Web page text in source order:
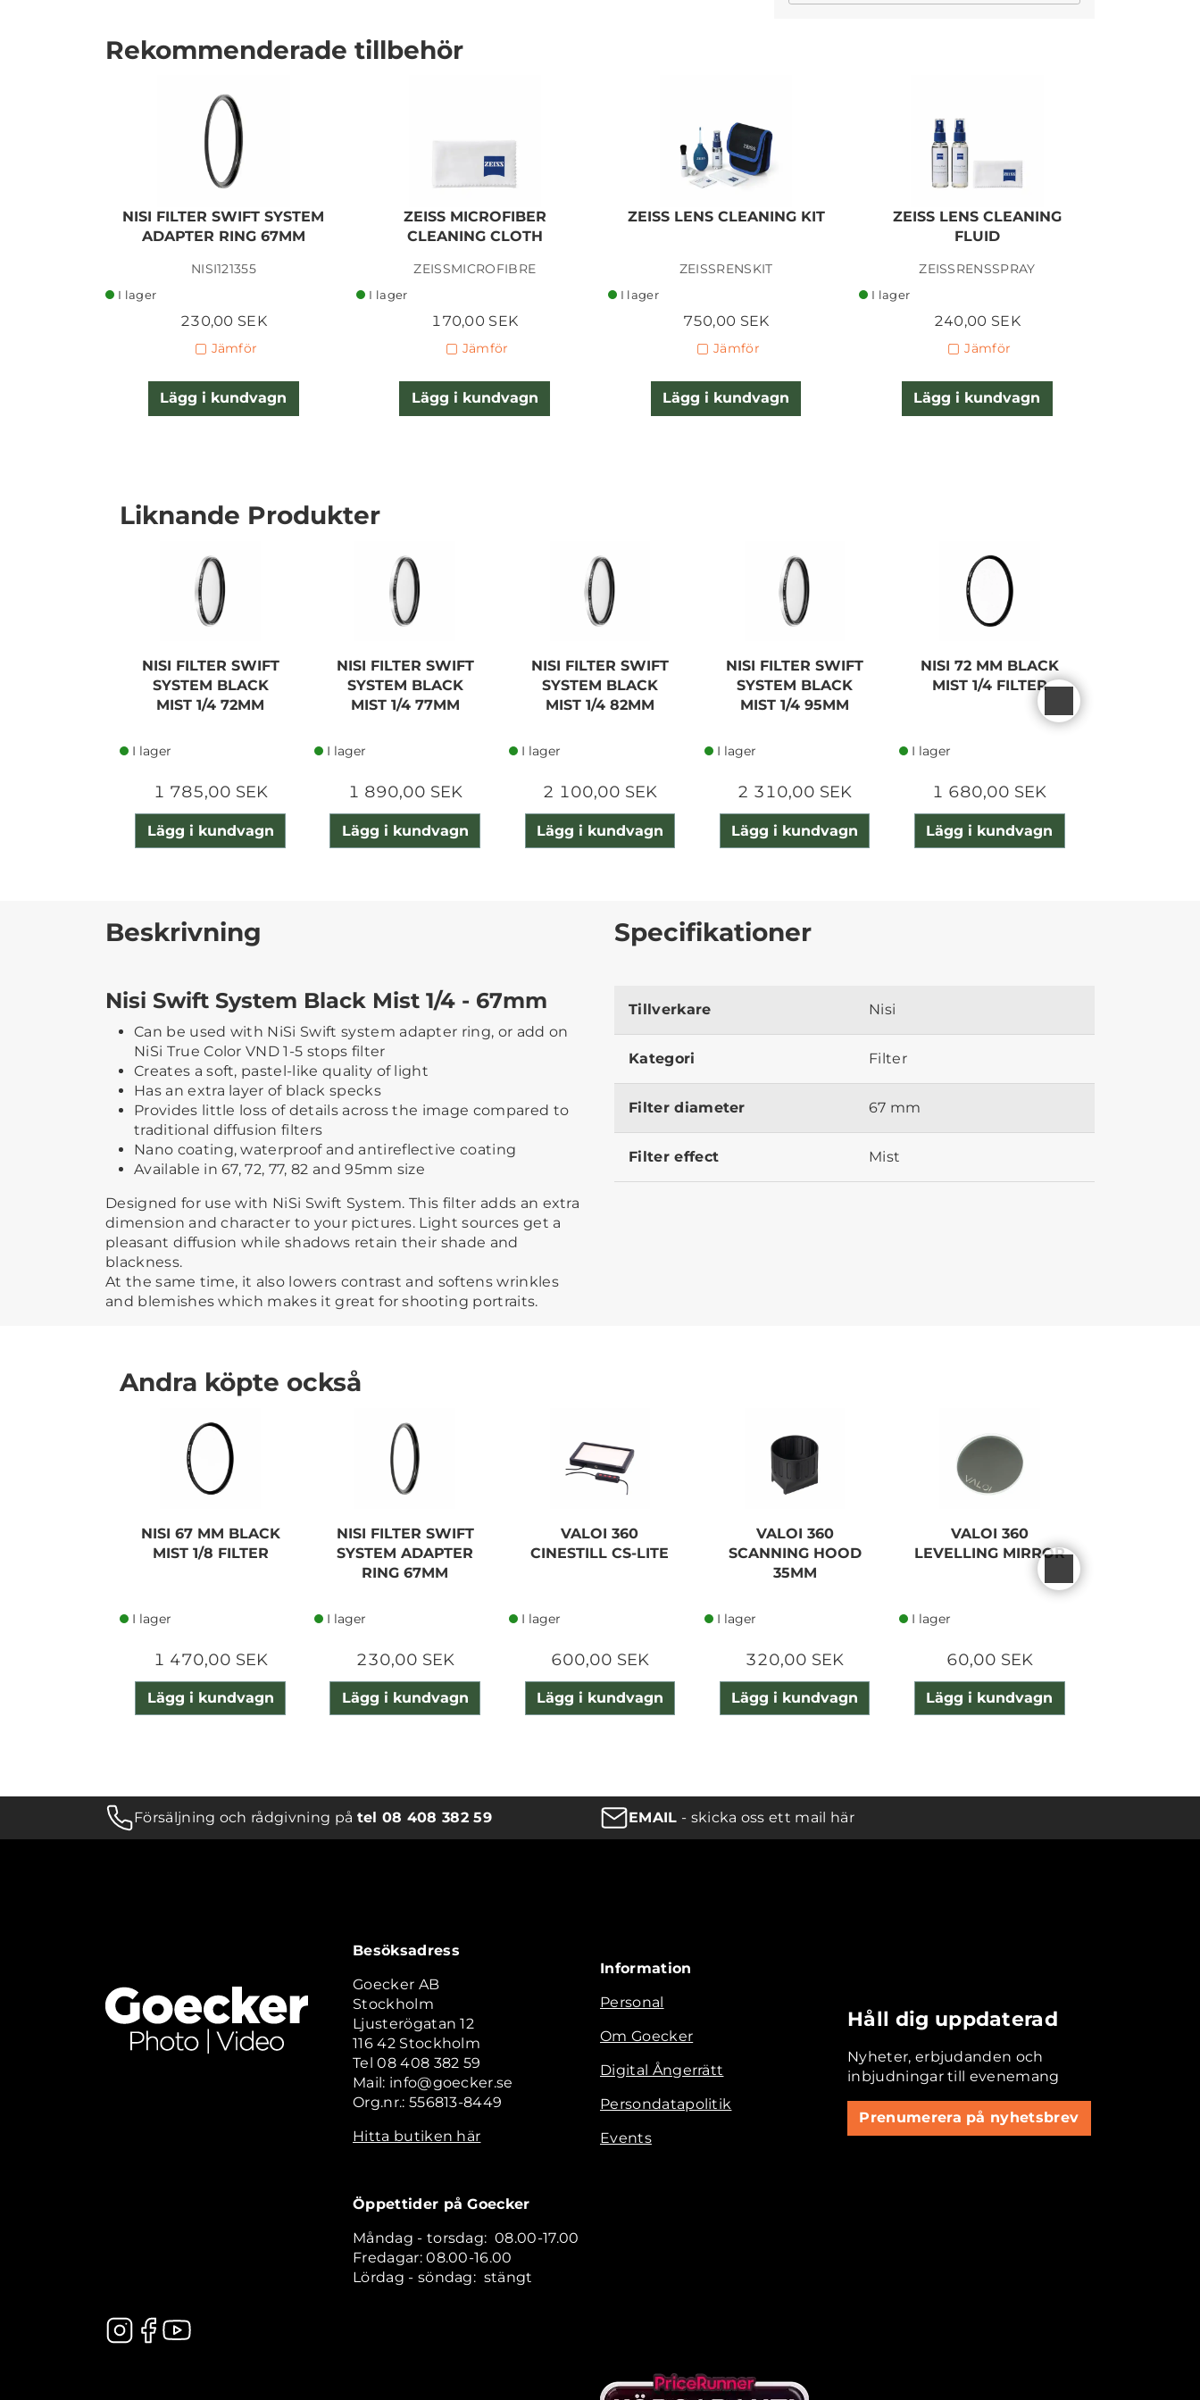
Rekommenderade tillbehör
NISI FILTER SWIFT SYSTEM
ADAPTER RING 67MM
NISI121355
I lager
230,00 SEK
Jämför
Lägg i kundvagn
ZEISS MICROFIBER
CLEANING CLOTH
ZEISSMICROFIBRE
I lager
170,00 SEK
Jämför
Lägg i kundvagn
ZEISS LENS CLEANING KIT
ZEISSRENSKIT
I lager
750,00 SEK
Jämför
Lägg i kundvagn
ZEISS LENS CLEANING
FLUID
ZEISSRENSSPRAY
I lager
240,00 SEK
Jämför
Lägg i kundvagn
Liknande Produkter
NISI FILTER SWIFT
SYSTEM BLACK
MIST 1/4 72MM
I lager
1 785,00 SEK
Lägg i kundvagn
NISI FILTER SWIFT
SYSTEM BLACK
MIST 1/4 77MM
I lager
1 890,00 SEK
Lägg i kundvagn
NISI FILTER SWIFT
SYSTEM BLACK
MIST 1/4 82MM
I lager
2 100,00 SEK
Lägg i kundvagn
NISI FILTER SWIFT
SYSTEM BLACK
MIST 1/4 95MM
I lager
2 310,00 SEK
Lägg i kundvagn
NISI 72 MM BLACK
MIST 1/4 FILTER
I lager
1 680,00 SEK
Lägg i kundvagn
Beskrivning
Nisi Swift System Black Mist 1/4 - 67mm
Can be used with NiSi Swift system adapter ring, or add on
NiSi True Color VND 1-5 stops filter
Creates a soft, pastel-like quality of light
Has an extra layer of black specks
Provides little loss of details across the image compared to
traditional diffusion filters
Nano coating, waterproof and antireflective coating
Available in 67, 72, 77, 82 and 95mm size
Designed for use with NiSi Swift System. This filter adds an extra
dimension and character to your pictures. Light sources get a
pleasant diffusion while shadows retain their shade and
blackness.
At the same time, it also lowers contrast and softens wrinkles
and blemishes which makes it great for shooting portraits.
Specifikationer
Tillverkare Nisi
Kategori Filter
Filter diameter 67 mm
Filter effect Mist
Andra köpte också
NISI 67 MM BLACK
MIST 1/8 FILTER
I lager
1 470,00 SEK
Lägg i kundvagn
NISI FILTER SWIFT
SYSTEM ADAPTER
RING 67MM
I lager
230,00 SEK
Lägg i kundvagn
VALOI 360
CINESTILL CS-LITE
I lager
600,00 SEK
Lägg i kundvagn
VALOI 360
SCANNING HOOD
35MM
I lager
320,00 SEK
Lägg i kundvagn
VALOI 360
LEVELLING MIRROR
I lager
60,00 SEK
Lägg i kundvagn
Försäljning och rådgivning på tel 08 408 382 59 EMAIL - skicka oss ett mail här
Besöksadress
Goecker AB
Stockholm
Ljusterögatan 12
116 42 Stockholm
Tel 08 408 382 59
Mail: info@goecker.se
Org.nr.: 556813-8449
Hitta butiken här
Öppettider på Goecker
Måndag - torsdag: 08.00-17.00
Fredagar: 08.00-16.00
Lördag - söndag: stängt
Information
Personal
Om Goecker
Digital Ångerrätt
Persondatapolitik
Events
Håll dig uppdaterad
Nyheter, erbjudanden och
inbjudningar till evenemang
Prenumerera på nyhetsbrev